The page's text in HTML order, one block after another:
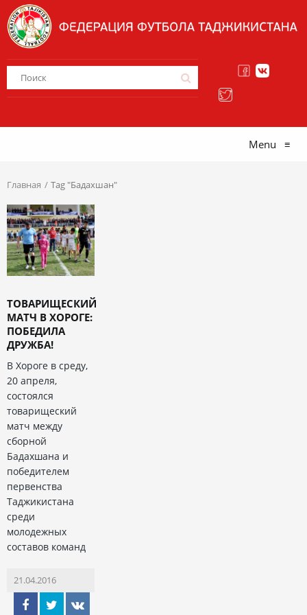
Menu ≡
Главная Tag "Бадахшан"
ТОВАРИЩЕСКИЙ
МАТЧ В ХОРОГЕ:
ПОБЕДИЛА
ДРУЖБА!
В Хороге в среду,
20 апреля,
состоялся
товарищеский
матч между
сборной
Бадахшана и
победителем
первенства
Таджикистана
среди
молодежных
составов команд
21.04.2016